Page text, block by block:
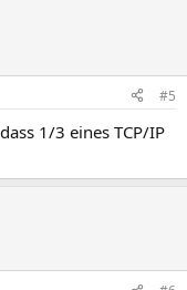
#5
1/3 eines TCP/IP